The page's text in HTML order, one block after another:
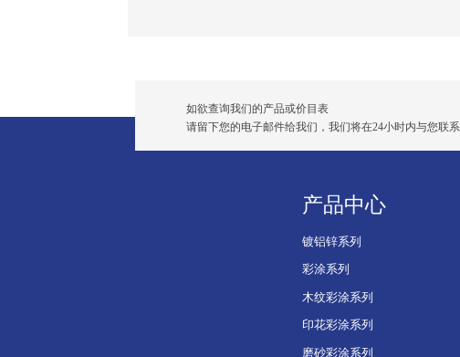
如欲查询我们的产品或价目表
请留下您的电子邮件给我们，我们将在24小时内与您联系
产品中心
镀铝锌系列
彩涂系列
木纹彩涂系列
印花彩涂系列
磨砂彩涂系列